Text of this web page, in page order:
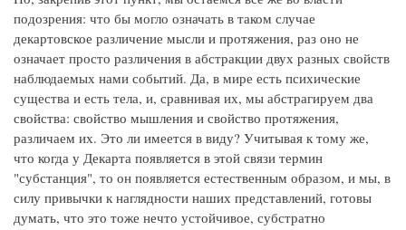
подозрения: что бы могло означать в таком случае
декартовское различение мысли и протяжения, раз оно не
означает просто различения в абстракции двух разных свойств
наблюдаемых нами событий. Да, в мире есть психические
существа и есть тела, и, сравнивая их, мы абстрагируем два
свойства: свойство мышления и свойство протяжения,
различаем их. Это ли имеется в виду? Учитывая к тому же,
что когда у Декарта появляется в этой связи термин
"субстанция", то он появляется естественным образом, и мы, в
силу привычки к наглядности наших представлений, готовы
думать, что это тоже нечто устойчивое, субстратно